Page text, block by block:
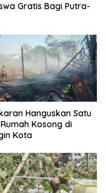
Gratis Bagi Putra-
Hanguskan Satu
Kosong di
Kota